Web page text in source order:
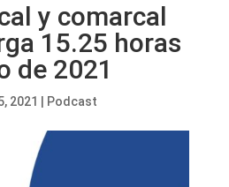
y comarcal
15.25 horas
de 2021
2021 Podcast